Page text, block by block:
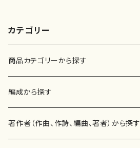
カテゴリー
商品カテゴリーから探す
楽譜
書籍
編成から探す
邦楽器
著作者（作曲、作詩、編曲、著者）から探す